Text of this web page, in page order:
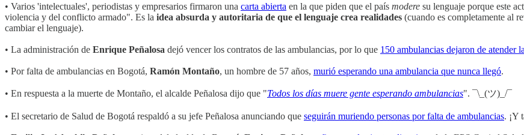
• Varios 'intelectuales', periodistas y empresarios firmaron una carta abierta en la que piden que el país modere su lenguaje porque este
violencia y del conflicto armado". Es la idea absurda y autoritaria de que el lenguaje crea realidades (cuando es completamente al
cambiar el lenguaje).
• La administración de Enrique Peñalosa dejó vencer los contratos de las ambulancias, por lo que 150 ambulancias dejaron de atender
• Por falta de ambulancias en Bogotá, Ramón Montaño, un hombre de 57 años, murió esperando una ambulancia que nunca llegó.
• En respuesta a la muerte de Montaño, el alcalde Peñalosa dijo que "Todos los días muere gente esperando ambulancias". ¯\_(ツ)_/¯
• El secretario de Salud de Bogotá respaldó a su jefe Peñalosa anunciando que seguirán muriendo personas por falta de ambulancias. ¡Y